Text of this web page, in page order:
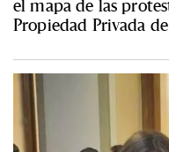
el mapa de las
Propiedad Privada